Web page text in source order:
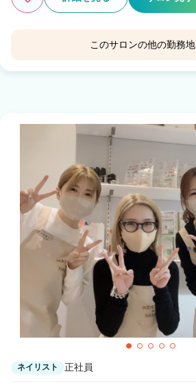
このサロンの他の勤務地
nail patio 浦和店
ネイリスト 正社員